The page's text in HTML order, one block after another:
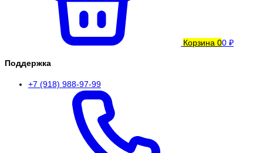
Корзина 00 ₽
Поддержка
+7 (918) 988-97-99